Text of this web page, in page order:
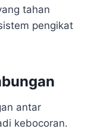
tahan
pengikat
antar
kebocoran.